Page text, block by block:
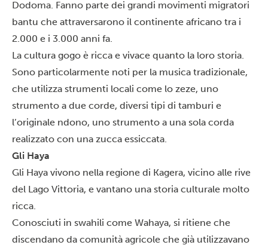
Dodoma. Fanno parte dei grandi movimenti migratori
bantu che attraversarono il continente africano tra i
2.000 e i 3.000 anni fa.
La cultura gogo è ricca e vivace quanto la loro storia.
Sono particolarmente noti per la musica tradizionale,
che utilizza strumenti locali come lo zeze, uno
strumento a due corde, diversi tipi di tamburi e
l’originale ndono, uno strumento a una sola corda
realizzato con una zucca essiccata.
Gli Haya
Gli Haya vivono nella regione di Kagera, vicino alle rive
del Lago Vittoria, e vantano una storia culturale molto
ricca.
Conosciuti in swahili come Wahaya, si ritiene che
discendano da comunità agricole che già utilizzavano